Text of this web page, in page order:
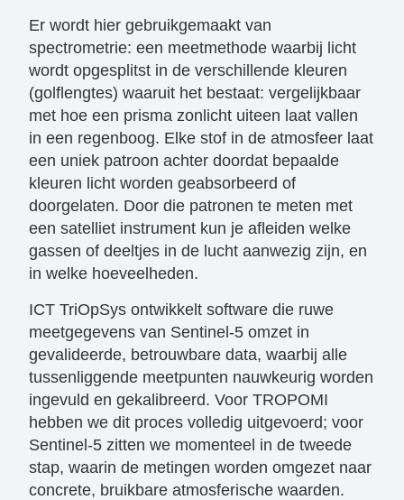
Er wordt hier gebruikgemaakt van
spectrometrie: een meetmethode waarbij licht
wordt opgesplitst in de verschillende kleuren
(golflengtes) waaruit het bestaat: vergelijkbaar
met hoe een prisma zonlicht uiteen laat vallen
in een regenboog. Elke stof in de atmosfeer laat
een uniek patroon achter doordat bepaalde
kleuren licht worden geabsorbeerd of
doorgelaten. Door die patronen te meten met
een satelliet instrument kun je afleiden welke
gassen of deeltjes in de lucht aanwezig zijn, en
in welke hoeveelheden.
​ICT TriOpSys ontwikkelt software die ruwe
meetgegevens van Sentinel-5 omzet in
gevalideerde, betrouwbare data, waarbij alle
tussenliggende meetpunten nauwkeurig worden
ingevuld en gekalibreerd. Voor TROPOMI
hebben we dit proces volledig uitgevoerd; voor
Sentinel-5 zitten we momenteel in de tweede
stap, waarin de metingen worden omgezet naar
concrete, bruikbare atmosferische waarden.